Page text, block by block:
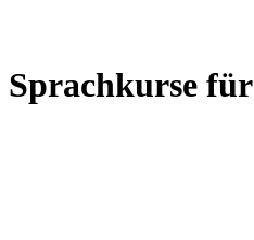
Sprachkurse